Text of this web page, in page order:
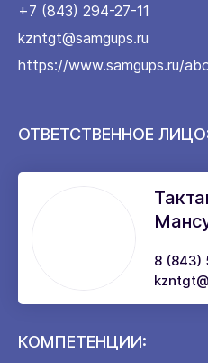
+7 (843) 294-27-11
kzntgt@samgups.ru
https://www.samgups.ru/
ОТВЕТСТВЕННОЕ
8 (843)
КОМПЕТЕНЦИИ: